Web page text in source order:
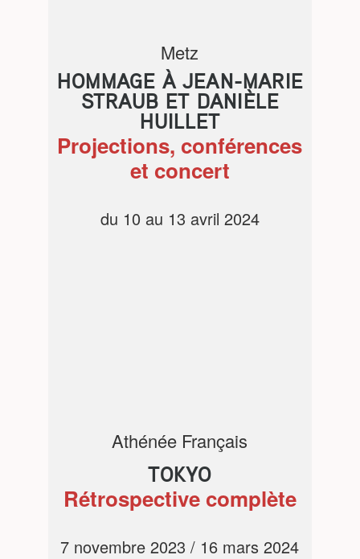
Metz
HOMMAGE À JEAN-MARIE
STRAUB ET DANIÈLE
HUILLET
Projections, conférences
et concert
du 10 au 13 avril 2024
Athénée Français
TOKYO
Rétrospective complète
7 novembre 2023 / 16 mars 2024